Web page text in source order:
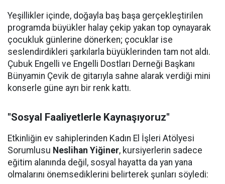
Yeşillikler içinde, doğayla baş başa gerçekleştirilen
programda büyükler halay çekip yakan top oynayarak
çocukluk günlerine dönerken; çocuklar ise
seslendirdikleri şarkılarla büyüklerinden tam not aldı.
Çubuk Engelli ve Engelli Dostları Derneği Başkanı
Bünyamin Çevik de gitarıyla sahne alarak verdiği mini
konserle güne ayrı bir renk kattı.
"Sosyal Faaliyetlerle Kaynaşıyoruz"
Etkinliğin ev sahiplerinden Kadın El İşleri Atölyesi
Sorumlusu Neslihan Yiğiner, kursiyerlerin sadece
eğitim alanında değil, sosyal hayatta da yan yana
olmalarını önemsediklerini belirterek şunları söyledi: